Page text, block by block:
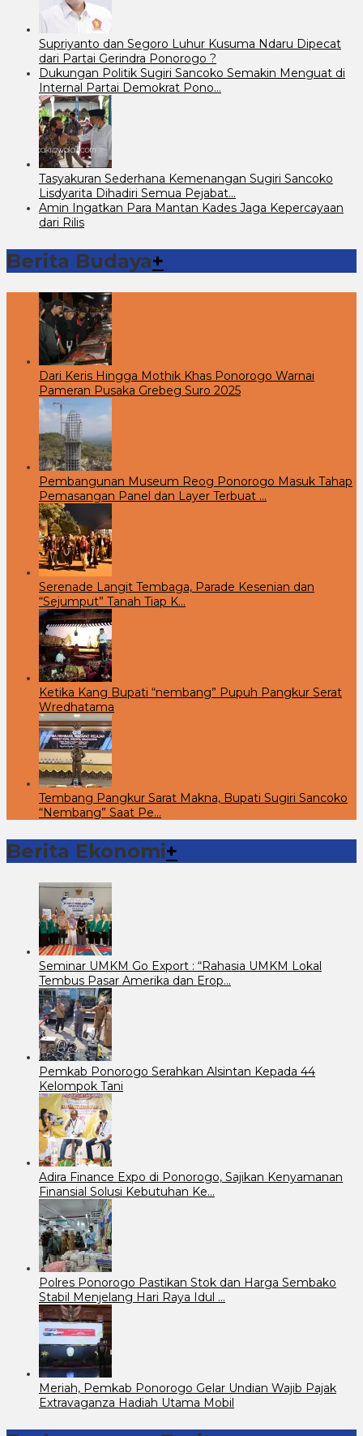
Supriyanto dan Segoro Luhur Kusuma Ndaru Dipecat
dari Partai Gerindra Ponorogo ?
Dukungan Politik Sugiri Sancoko Semakin Menguat di
Internal Partai Demokrat Pono…
Tasyakuran Sederhana Kemenangan Sugiri Sancoko
Lisdyarita Dihadiri Semua Pejabat…
Amin Ingatkan Para Mantan Kades Jaga Kepercayaan
dari Rilis
Berita Budaya+
Dari Keris Hingga Mothik Khas Ponorogo Warnai
Pameran Pusaka Grebeg Suro 2025
Pembangunan Museum Reog Ponorogo Masuk Tahap
Pemasangan Panel dan Layer Terbuat …
Serenade Langit Tembaga, Parade Kesenian dan
“Sejumput” Tanah Tiap K…
Ketika Kang Bupati “nembang” Pupuh Pangkur Serat
Wredhatama
Tembang Pangkur Sarat Makna, Bupati Sugiri Sancoko
“Nembang” Saat Pe…
Berita Ekonomi+
Seminar UMKM Go Export : “Rahasia UMKM Lokal
Tembus Pasar Amerika dan Erop…
Pemkab Ponorogo Serahkan Alsintan Kepada 44
Kelompok Tani
Adira Finance Expo di Ponorogo, Sajikan Kenyamanan
Finansial Solusi Kebutuhan Ke…
Polres Ponorogo Pastikan Stok dan Harga Sembako
Stabil Menjelang Hari Raya Idul …
Meriah, Pemkab Ponorogo Gelar Undian Wajib Pajak
Extravaganza Hadiah Utama Mobil